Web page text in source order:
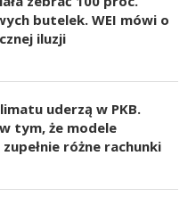
butelek. WEI mówi o
iluzji
uderzą w PKB.
tym, że modele
różne rachunki